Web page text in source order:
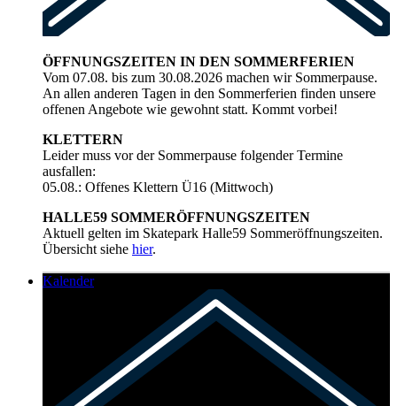
ÖFFNUNGSZEITEN IN DEN SOMMERFERIEN
Vom 07.08. bis zum 30.08.2026 machen wir Sommerpause.
An allen anderen Tagen in den Sommerferien finden unsere
offenen Angebote wie gewohnt statt. Kommt vorbei!
KLETTERN
Leider muss vor der Sommerpause folgender Termine
ausfallen:
05.08.: Offenes Klettern Ü16 (Mittwoch)
HALLE59 SOMMERÖFFNUNGSZEITEN
Aktuell gelten im Skatepark Halle59 Sommeröffnungszeiten.
Übersicht siehe hier.
Kalender